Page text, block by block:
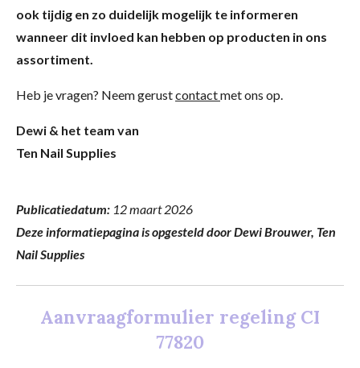
ook tijdig en zo duidelijk mogelijk te informeren
wanneer dit invloed kan hebben op producten in ons
assortiment.
Heb je vragen? Neem gerustcontactmet ons op.
Dewi & het team van
Ten Nail Supplies
Publicatiedatum: 12 maart 2026
Deze informatiepagina is opgesteld door Dewi Brouwer, Ten
Nail Supplies
Aanvraagformulier regeling CI
77820